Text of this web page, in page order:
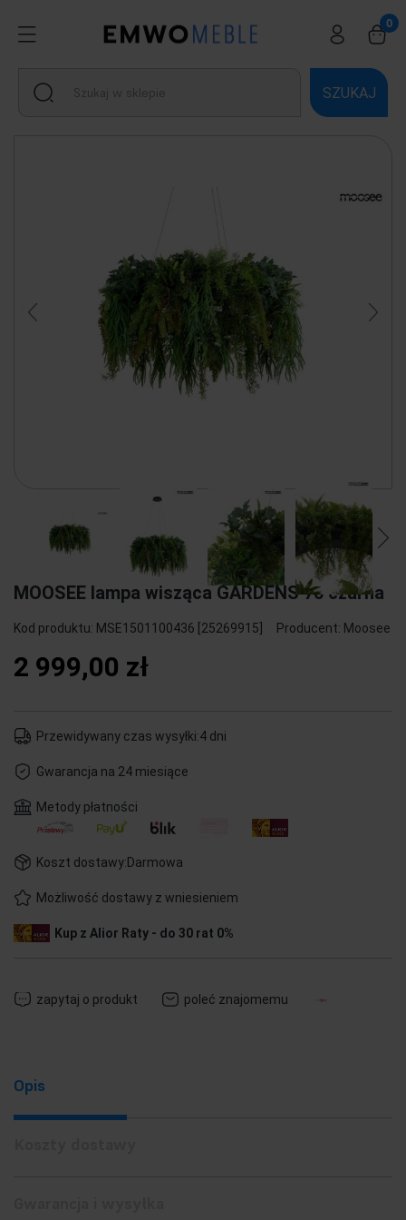
SZUKAJ
MOOSEE lampa wisząca GARDENS 70 czarna
Kod produktu: MSE1501100436 [25269915] Producent: Moosee
2 999,00 zł
Przewidywany czas wysyłki:4 dni
Gwarancja na 24 miesiące
Metody płatności
Koszt dostawy:Darmowa
Możliwość dostawy z wniesieniem
Kup z Alior Raty - do 30 rat 0%
zapytaj o produkt poleć znajomemu
Opis